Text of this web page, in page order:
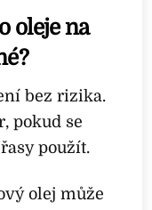
oleje na
bez rizika.
pokud se
použít.
olej může